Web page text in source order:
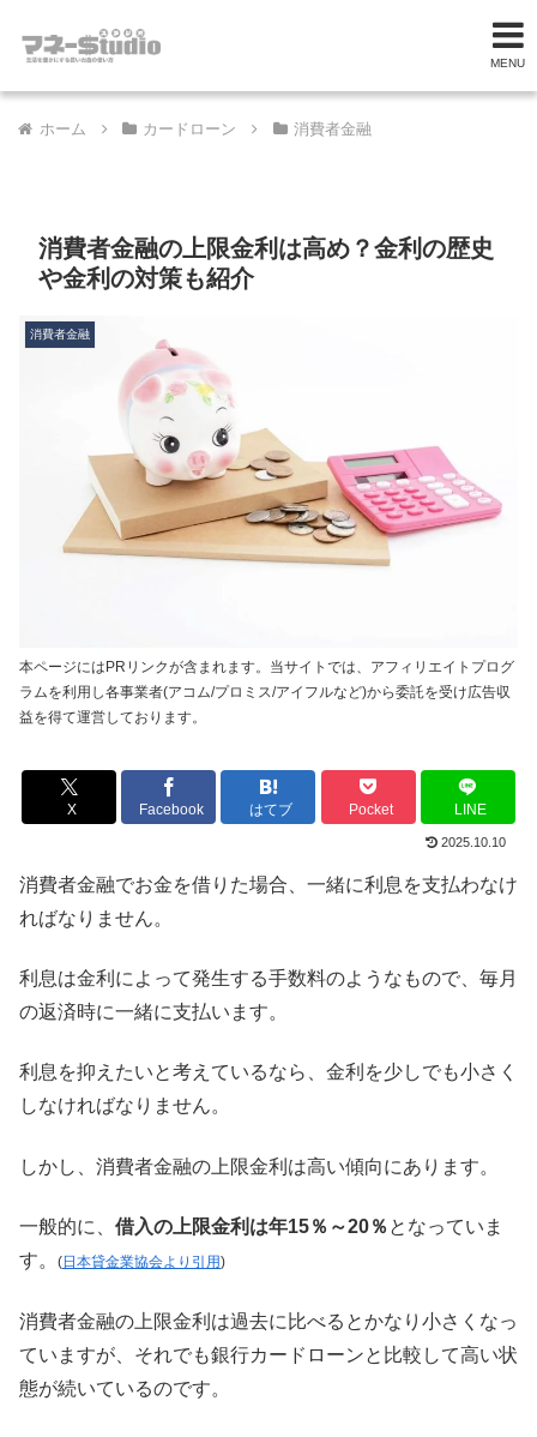
MENU
ホーム カードローン 消費者金融
消費者金融の上限金利は高め？金利の歴史
や金利の対策も紹介
本ページにはPRリンクが含まれます。当サイトでは、アフィリエイトプログ
ラムを利用し各事業者(アコム/プロミス/アイフルなど)から委託を受け広告収
益を得て運営しております。
消費者金融
X Facebook はてブ Pocket LINE
2025.10.10
消費者金融でお金を借りた場合、一緒に利息を支払わなけ
ればなりません。
利息は金利によって発生する手数料のようなもので、毎月
の返済時に一緒に支払います。
利息を抑えたいと考えているなら、金利を少しでも小さく
しなければなりません。
しかし、消費者金融の上限金利は高い傾向にあります。
一般的に、 借入の上限金利は年15％～20％ となっていま
す。
(日本貸金業協会より引用)
消費者金融の上限金利は過去に比べるとかなり小さくなっ
ていますが、それでも銀行カードローンと比較して高い状
態が続いているのです。